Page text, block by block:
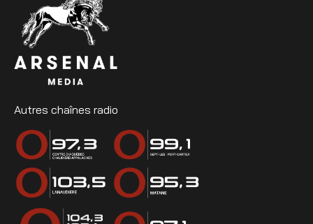
Autres chaînes radio